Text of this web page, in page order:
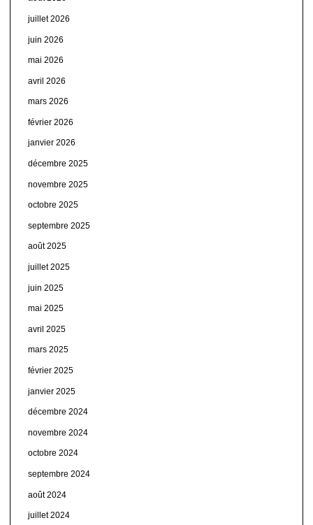
juillet 2026
juin 2026
mai 2026
avril 2026
mars 2026
février 2026
janvier 2026
décembre 2025
novembre 2025
octobre 2025
septembre 2025
août 2025
juillet 2025
juin 2025
mai 2025
avril 2025
mars 2025
février 2025
janvier 2025
décembre 2024
novembre 2024
octobre 2024
septembre 2024
août 2024
juillet 2024